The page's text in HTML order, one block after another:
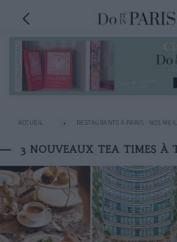
ACCUEIL RESTAURANTS À PARIS : NOS
3 NOUVEAUX TEA TIMES À